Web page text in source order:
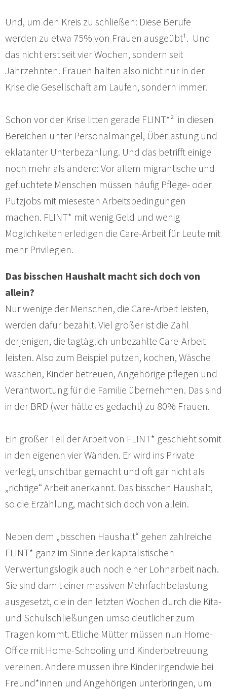
Und, um den Kreis zu schließen: Diese Berufe
werden zu etwa 75% von Frauen ausgeübt¹. Und
das nicht erst seit vier Wochen, sondern seit
Jahrzehnten. Frauen halten also nicht nur in der
Krise die Gesellschaft am Laufen, sondern immer.
Schon vor der Krise litten gerade FLINT*² in diesen
Bereichen unter Personalmangel, Überlastung und
eklatanter Unterbezahlung. Und das betrifft einige
noch mehr als andere: Vor allem migrantische und
geflüchtete Menschen müssen häufig Pflege- oder
Putzjobs mit miesesten Arbeitsbedingungen
machen. FLINT* mit wenig Geld und wenig
Möglichkeiten erledigen die Care-Arbeit für Leute mit
mehr Privilegien.
Das bisschen Haushalt macht sich doch von
allein?
Nur wenige der Menschen, die Care-Arbeit leisten,
werden dafür bezahlt. Viel größer ist die Zahl
derjenigen, die tagtäglich unbezahlte Care-Arbeit
leisten. Also zum Beispiel putzen, kochen, Wäsche
waschen, Kinder betreuen, Angehörige pflegen und
Verantwortung für die Familie übernehmen. Das sind
in der BRD (wer hätte es gedacht) zu 80% Frauen.
Ein großer Teil der Arbeit von FLINT* geschieht somit
in den eigenen vier Wänden. Er wird ins Private
verlegt, unsichtbar gemacht und oft gar nicht als
„richtige“ Arbeit anerkannt. Das bisschen Haushalt,
so die Erzählung, macht sich doch von allein.
Neben dem „bisschen Haushalt“ gehen zahlreiche
FLINT* ganz im Sinne der kapitalistischen
Verwertungslogik auch noch einer Lohnarbeit nach.
Sie sind damit einer massiven Mehrfachbelastung
ausgesetzt, die in den letzten Wochen durch die Kita-
und Schulschließungen umso deutlicher zum
Tragen kommt. Etliche Mütter müssen nun Home-
Office mit Home-Schooling und Kinderbetreuung
vereinen. Andere müssen ihre Kinder irgendwie bei
Freund*innen und Angehörigen unterbringen, um